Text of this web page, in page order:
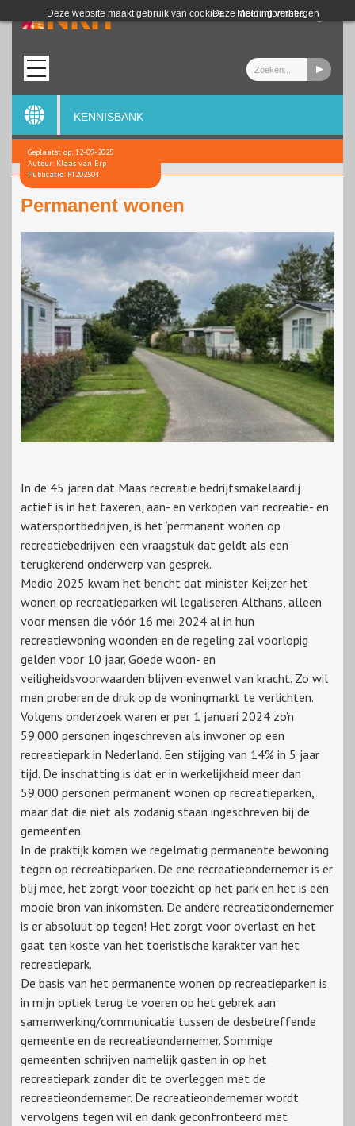
Deze website maakt gebruik van cookies. Meer informatie
Deze melding verbergen
Login
KENNISBANK
Geplaatst op: 12-09-2025
Auteur: Klaas van Erp
Publicatie: RT202504
Permanent wonen
In de 45 jaren dat Maas recreatie bedrijfsmakelaardij
actief is in het taxeren, aan- en verkopen van recreatie- en
watersportbedrijven, is het ‘permanent wonen op
recreatiebedrijven’ een vraagstuk dat geldt als een
terugkerend onderwerp van gesprek.
Medio 2025 kwam het bericht dat minister Keijzer het
wonen op recreatieparken wil legaliseren. Althans, alleen
voor mensen die vóór 16 mei 2024 al in hun
recreatiewoning woonden en de regeling zal voorlopig
gelden voor 10 jaar. Goede woon- en
veiligheidsvoorwaarden blijven evenwel van kracht. Zo wil
men proberen de druk op de woningmarkt te verlichten.
Volgens onderzoek waren er per 1 januari 2024 zo’n
59.000 personen ingeschreven als inwoner op een
recreatiepark in Nederland. Een stijging van 14% in 5 jaar
tijd. De inschatting is dat er in werkelijkheid meer dan
59.000 personen permanent wonen op recreatieparken,
maar dat die niet als zodanig staan ingeschreven bij de
gemeenten.
In de praktijk komen we regelmatig permanente bewoning
tegen op recreatieparken. De ene recreatieondernemer is er
blij mee, het zorgt voor toezicht op het park en het is een
mooie bron van inkomsten. De andere recreatieondernemer
is er absoluut op tegen! Het zorgt voor overlast en het
gaat ten koste van het toeristische karakter van het
recreatiepark.
De basis van het permanente wonen op recreatieparken is
in mijn optiek terug te voeren op het gebrek aan
samenwerking/communicatie tussen de desbetreffende
gemeente en de recreatieondernemer. Sommige
gemeenten schrijven namelijk gasten in op het
recreatiepark zonder dit te overleggen met de
recreatieondernemer. De recreatieondernemer wordt
vervolgens tegen wil en dank geconfronteerd met